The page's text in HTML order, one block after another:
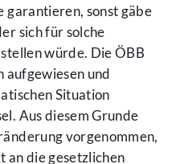
garantieren, sonst gäbe
sich für solche
würde. Die ÖBB
und
Situation
Aus diesem Grunde
vorgenommen,
an die gesetzlichen